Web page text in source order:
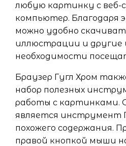
любую картинку с
компьютер. Благодаря
можно удобно
иллюстрации и другие
необходимости
Браузер Гугл Хром
набор полезных
работы с картинками.
является инструмент
похожего содержания.
правой кнопкой мыши